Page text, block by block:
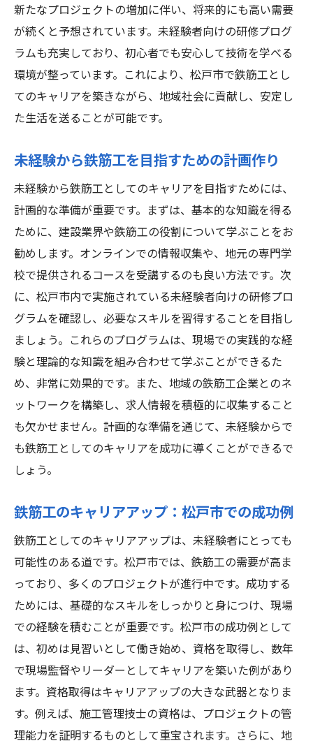
新たなプロジェクトの増加に伴い、将来的にも高い需要
が続くと予想されています。未経験者向けの研修プログ
ラムも充実しており、初心者でも安心して技術を学べる
環境が整っています。これにより、松戸市で鉄筋工とし
てのキャリアを築きながら、地域社会に貢献し、安定し
た生活を送ることが可能です。
未経験から鉄筋工を目指すための計画作り
未経験から鉄筋工としてのキャリアを目指すためには、
計画的な準備が重要です。まずは、基本的な知識を得る
ために、建設業界や鉄筋工の役割について学ぶことをお
勧めします。オンラインでの情報収集や、地元の専門学
校で提供されるコースを受講するのも良い方法です。次
に、松戸市内で実施されている未経験者向けの研修プロ
グラムを確認し、必要なスキルを習得することを目指し
ましょう。これらのプログラムは、現場での実践的な経
験と理論的な知識を組み合わせて学ぶことができるた
め、非常に効果的です。また、地域の鉄筋工企業とのネ
ットワークを構築し、求人情報を積極的に収集すること
も欠かせません。計画的な準備を通じて、未経験からで
も鉄筋工としてのキャリアを成功に導くことができるで
しょう。
鉄筋工のキャリアアップ：松戸市での成功例
鉄筋工としてのキャリアアップは、未経験者にとっても
可能性のある道です。松戸市では、鉄筋工の需要が高ま
っており、多くのプロジェクトが進行中です。成功する
ためには、基礎的なスキルをしっかりと身につけ、現場
での経験を積むことが重要です。松戸市の成功例として
は、初めは見習いとして働き始め、資格を取得し、数年
で現場監督やリーダーとしてキャリアを築いた例があり
ます。資格取得はキャリアアップの大きな武器となりま
す。例えば、施工管理技士の資格は、プロジェクトの管
理能力を証明するものとして重宝されます。さらに、地